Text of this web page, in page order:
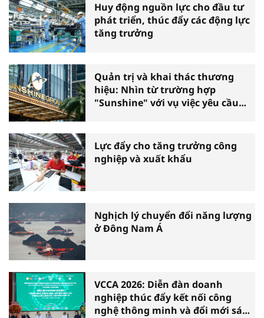
Huy động nguồn lực cho đầu tư
phát triển, thúc đẩy các động lực
tăng trưởng
Quản trị và khai thác thương
hiệu: Nhìn từ trường hợp
"Sunshine" với vụ việc yêu cầu
Lực đẩy cho tăng trưởng công
nghiệp và xuất khẩu
Nghịch lý chuyển đổi năng lượng
ở Đông Nam Á
VCCA 2026: Diễn đàn doanh
nghiệp thúc đẩy kết nối công
nghệ thông minh và đổi mới sáng